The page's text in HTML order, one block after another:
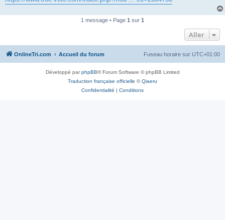
1 message • Page 1 sur 1
Aller
OnlineTri.com Accueil du forum Fuseau horaire sur UTC+01:00
Développé parphpBB® Forum Software © phpBB Limited
Traduction française officielle ©Qiaeru
Confidentialité | Conditions